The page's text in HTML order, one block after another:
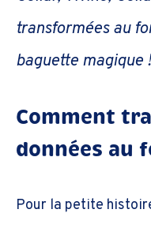
transformées au
baguette magique !
Comment
données au
Pour la petite